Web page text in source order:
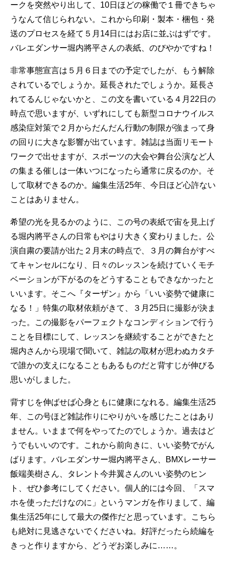
ークを突然やり出して、10日ほどの稼働で１冊できちゃ
うなんて信じられない。これから印刷・製本・梱包・発
送のプロセスを経て５月14日にはお店に並ぶはずです。
バレエダンサー堀内將平さんの表紙、のびやかですね！
非常事態宣言は５月６日までの予定でしたが、もう解除
されているでしょうか。延長されたでしょうか。延長さ
れてるんじゃないかと、この文を書いている４月22日の
時点で思いますが、いずれにしても新型コロナウイルス
感染症対策で２月からだんだん行動の制限が強まって身
の回りに大きな影響が出ています。雑誌は当面リモート
ワークで出せますが、スポーツの大会や舞台公演など人
の集まる催しは一体いつになったら通常に戻るのか。そ
して取材できるのか。編集生活25年、今日ほど心許ない
ことはありません。
希望の光を見るかのように、この号の表紙で宙を見上げ
る堀内將平さんの日常もやはり大きく変わりました。公
演自粛の要請が出た２月末の時点で、３月の舞台がすべ
てキャンセルになり、日々のレッスンを続けていくモチ
ベーションが下がるのをどうすることもできなかったと
いいます。そこへ『ターザン』から「いい姿勢で健康に
なる！」特集の取材依頼がきて、３月25日に撮影が決ま
った。この撮影をパーフェクトなコンディションで行う
ことを目標にして、レッスンを継続することができたと
堀内さんから現場で聞いて、雑誌の取材が思わぬカタチ
で誰かの支えになることもあるものだと背すじが伸びる
思いがしました。
背すじを伸ばせば心身ともに健康になれる。編集生活25
年、この号ほど雑誌作りにやりがいを感じたことはあり
ません。いままで何をやってたのでしょうか。過去はど
うでもいいのです。これから前向きに、いい姿勢でがん
ばります。バレエダンサー堀内將平さん、BMXレーサー
飯端美樹さん、タレント今井翼さんのいい姿勢のヒン
ト、ぜひ参考にしてください。個人的には今回、「スマ
ホを使っただけなのに」というマンガを作りまして、編
集生活25年にして最大の傑作だと思っています。こちら
も絶対に見逃さないでくださいね。好評だったら続編を
きっと作りますから、どうぞお楽しみに……。